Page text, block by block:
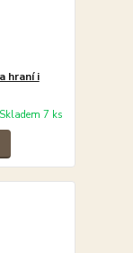
hraní i
Skladem 7 ks